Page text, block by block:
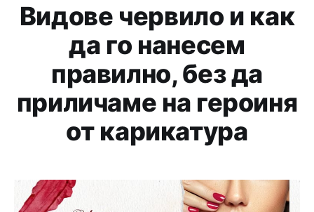
Видове червило и как
да го нанесем
правилно, без да
приличаме на героиня
от карикатура